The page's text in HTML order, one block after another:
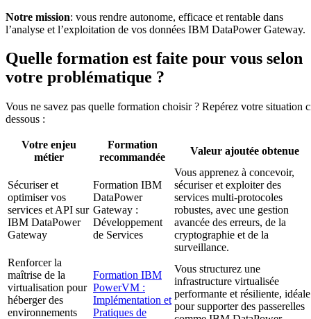
Notre mission: vous rendre autonome, efficace et rentable dans
l’analyse et l’exploitation de vos données IBM DataPower Gateway.
Quelle formation est faite pour vous selon
votre problématique ?
Vous ne savez pas quelle formation choisir ? Repérez votre situation
dessous :
Votre enjeu
métier
Formation
recommandée
Valeur ajoutée obtenue
Sécuriser et
optimiser vos
services et API sur
IBM DataPower
Gateway
Formation IBM
DataPower
Gateway :
Développement
de Services
Vous apprenez à concevoir,
sécuriser et exploiter des
services multi-protocoles
robustes, avec une gestion
avancée des erreurs, de la
cryptographie et de la
surveillance.
Renforcer la
maîtrise de la
virtualisation pour
héberger des
environnements
Formation IBM
PowerVM :
Implémentation et
Pratiques de
Vous structurez une
infrastructure virtualisée
performante et résiliente, idéale
pour supporter des passerelles